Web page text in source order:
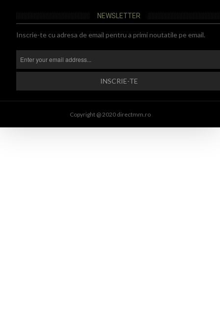
NEWSLETTER
Inscrie-te cu adresa de email pentru a primi noutatile pe email.
Copyright @ 2020 directmm.ro